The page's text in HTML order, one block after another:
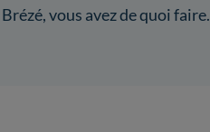
vous avez de quoi faire.